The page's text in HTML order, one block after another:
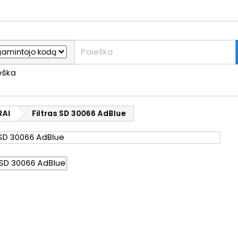
Filtras SD 30066 AdBlue